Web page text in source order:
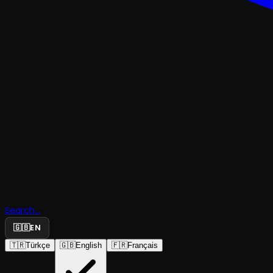
Search...
🇬🇧EN
🇹🇷Türkçe 🇬🇧English 🇫🇷Français
Robot